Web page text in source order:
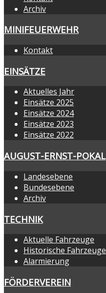
Archiv
MINIFEUERWEHR
Kontakt
EINSÄTZE
Aktuelles Jahr
Einsätze 2025
Einsätze 2024
Einsätze 2023
Einsätze 2022
AUGUST-ERNST-POKAL
Landesebene
Bundesebene
Archiv
TECHNIK
Aktuelle Fahrzeuge
Historische Fahrzeuge
Alarmierung
FÖRDERVEREIN